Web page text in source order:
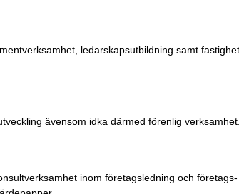
ledarskapsutbildning samt
ävensom idka därmed förenlig verksamhet.
inom företagsledning och